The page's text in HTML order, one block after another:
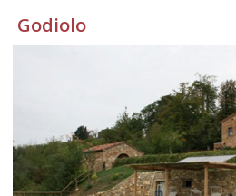
Godiolo